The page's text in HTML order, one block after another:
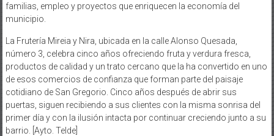
familias, empleo y proyectos que enriquecen la economía del
municipio.
La Frutería Mireia y Nira, ubicada en la calle Alonso Quesada,
número 3, celebra cinco años ofreciendo fruta y verdura fresca,
productos de calidad y un trato cercano que la ha convertido en uno
de esos comercios de confianza que forman parte del paisaje
cotidiano de San Gregorio. Cinco años después de abrir sus
puertas, siguen recibiendo a sus clientes con la misma sonrisa del
primer día y con la ilusión intacta por continuar creciendo junto a su
barrio. [Ayto. Telde]